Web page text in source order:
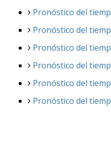
Pronóstico del
Pronóstico del
Pronóstico del
Pronóstico del
Pronóstico del
Pronóstico del